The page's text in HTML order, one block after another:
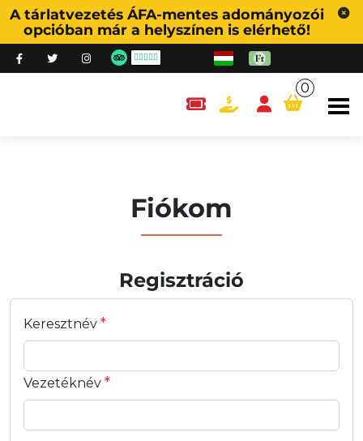
A tárlatvezetés ÁFA-mentes adományozói
opcióban már a helyszínen is elérhető!
content.cart
0
Fiókom
Regisztráció
Keresztnév *
Vezetéknév *